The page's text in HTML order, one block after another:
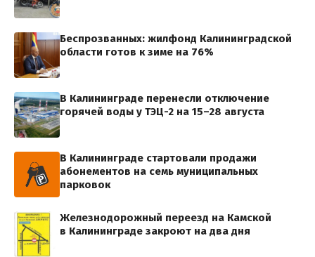
Беспрозванных: жилфонд Калининградской
области готов к зиме на 76%
В Калининграде перенесли отключение
горячей воды у ТЭЦ-2 на 15–28 августа
В Калининграде стартовали продажи
абонементов на семь муниципальных
парковок
Железнодорожный переезд на Камской
в Калининграде закроют на два дня